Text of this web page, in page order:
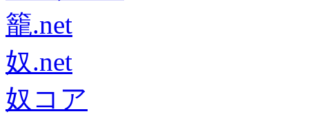
籠.net
奴.net
奴コア